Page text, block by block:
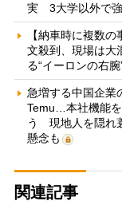
実 3大学以外で
【納車時に複数
文殺到、現場は
る“イーロンの右腕
急増する中国企業
Temu…本社機能
う 現地人を隠れ
懸念も
関連記事